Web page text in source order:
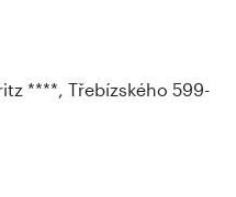
****, Třebízského 599-